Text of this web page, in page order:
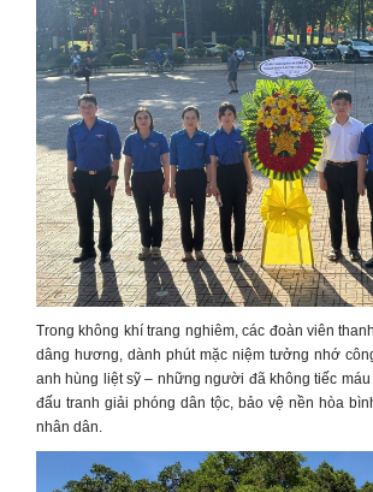
Trong không khí trang nghiêm, các đoàn viên
dâng hương, dành phút mặc niệm tưởng nhớ
anh hùng liệt sỹ – những người đã không tiếc
đấu tranh giải phóng dân tộc, bảo vệ nền hòa
nhân dân.